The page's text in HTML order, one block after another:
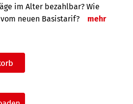
im Alter bezahlbar? Wie
neuen Basistarif?
mehr